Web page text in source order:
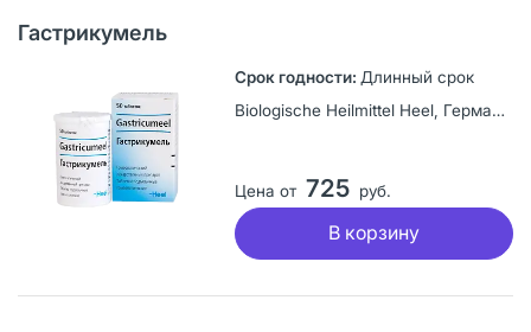
Гастрикумель
Длинный срок
Biologische Heilmittel Heel, Германия
Цена от 725 руб.
В корзину